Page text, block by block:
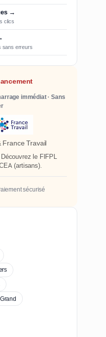
→
clics
sans erreurs
immédiat · Sans
France Travail
le FIFPL
(artisans).
sécurisé